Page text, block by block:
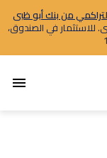
من بنك أبو ظبى
للاستثمار في الصندوق،
menu